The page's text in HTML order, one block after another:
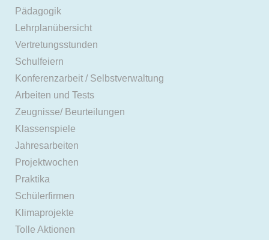
Pädagogik
Lehrplanübersicht
Vertretungsstunden
Schulfeiern
Konferenzarbeit / Selbstverwaltung
Arbeiten und Tests
Zeugnisse/ Beurteilungen
Klassenspiele
Jahresarbeiten
Projektwochen
Praktika
Schülerfirmen
Klimaprojekte
Tolle Aktionen